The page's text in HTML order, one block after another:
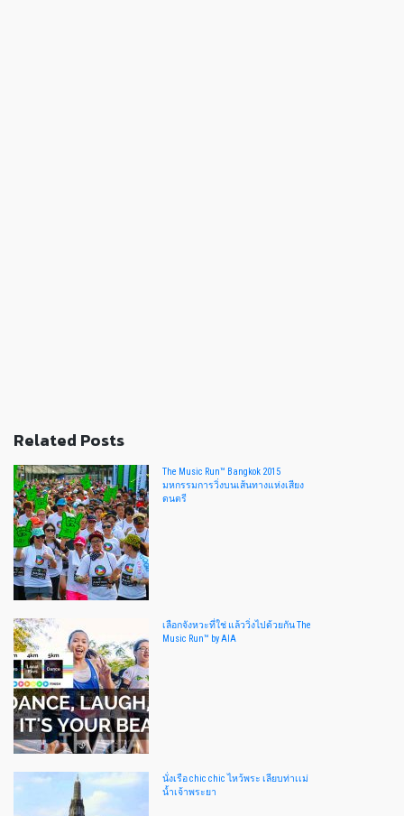
Related Posts
The Music Run™ Bangkok 2015
มหกรรมการวิ่งบนเส้นทางแห่งเสียง
ดนตรี
เลือกจังหวะที่ใช่ แล้ววิ่งไปด้วยกัน The
Music Run™ by AIA
นั่งเรือ chic chic ไหว้พระ เลียบท่าเเม่
น้ำเจ้าพระยา